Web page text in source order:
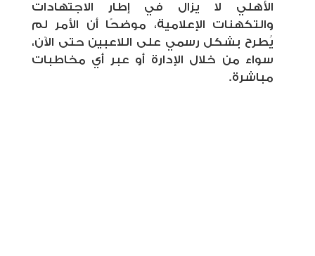
الأهلي لا يزال في إطار الاجتهادات
والتكهنات الإعلامية، موضحًا أن الأمر لم
يُطرح بشكل رسمي على اللاعبين حتى الآن،
سواء من خلال الإدارة أو عبر أي مخاطبات
مباشرة.